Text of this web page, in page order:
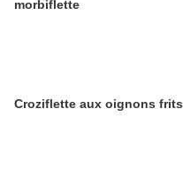
morbiflette
Croziflette aux oignons frits